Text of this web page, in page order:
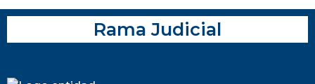
Rama Judicial